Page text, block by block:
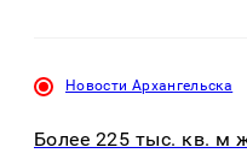
Новости Архангельска
Более 225 тыс. кв. м